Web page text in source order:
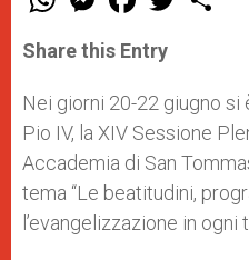
t
s
p
p
e
s
e
g
e
r
a
e
b
o
k
w
r
Share this Entry
Nei giorni 20-22 giugno si
Pio IV, la XIV Sessione
Accademia di San
tema “Le beatitudini,
l’evangelizzazione in ogni